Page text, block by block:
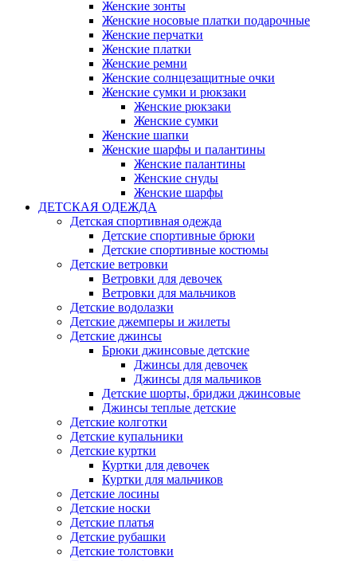
Женские зонты
Женские носовые платки подарочные
Женские перчатки
Женские платки
Женские ремни
Женские солнцезащитные очки
Женские сумки и рюкзаки
Женские рюкзаки
Женские сумки
Женские шапки
Женские шарфы и палантины
Женские палантины
Женские снуды
Женские шарфы
ДЕТСКАЯ ОДЕЖДА
Детская спортивная одежда
Детские спортивные брюки
Детские спортивные костюмы
Детские ветровки
Ветровки для девочек
Ветровки для мальчиков
Детские водолазки
Детские джемперы и жилеты
Детские джинсы
Брюки джинсовые детские
Джинсы для девочек
Джинсы для мальчиков
Детские шорты, бриджи джинсовые
Джинсы теплые детские
Детские колготки
Детские купальники
Детские куртки
Куртки для девочек
Куртки для мальчиков
Детские лосины
Детские носки
Детские платья
Детские рубашки
Детские толстовки